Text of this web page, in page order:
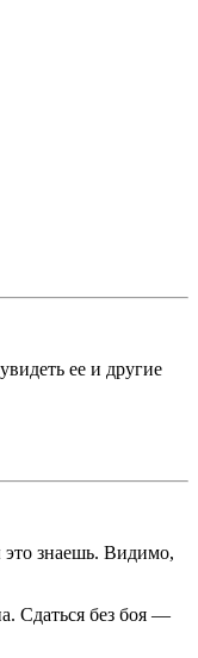
ее и другие
это знаешь. Видимо,
Сдаться без боя —